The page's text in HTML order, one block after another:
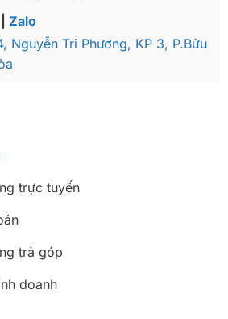
Zalo
Nguyễn Tri Phương, KP 3, P.Bửu
trực tuyến
trả góp
doanh